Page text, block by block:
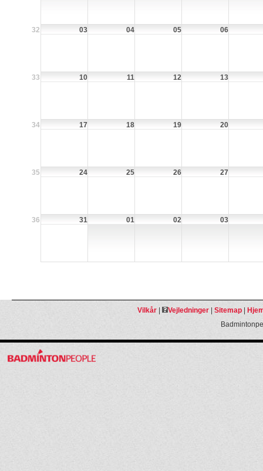
32 03 04 05 06
33 10 11 12 13
34 17 18 19 20
35 24 25 26 27
36 31 01 02 03
Vilkår| Vejledninger| Sitemap|